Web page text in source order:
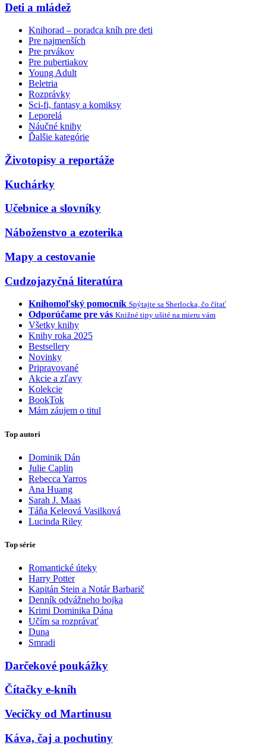
Deti a mládež
Knihorad – poradca kníh pre deti
Pre najmenších
Pre prvákov
Pre pubertiakov
Young Adult
Beletria
Rozprávky
Sci-fi, fantasy a komiksy
Leporelá
Náučné knihy
Ďalšie kategórie
Životopisy a reportáže
Kuchárky
Učebnice a slovníky
Náboženstvo a ezoterika
Mapy a cestovanie
Cudzojazyčná literatúra
Knihomoľský pomocník Spýtajte sa Sherlocka, čo čítať
Odporúčame pre vás Knižné tipy ušité na mieru vám
Všetky knihy
Knihy roka 2025
Bestsellery
Novinky
Pripravované
Akcie a zľavy
Kolekcie
BookTok
Mám záujem o titul
Top autori
Dominik Dán
Julie Caplin
Rebecca Yarros
Ana Huang
Sarah J. Maas
Táňa Keleová Vasilková
Lucinda Riley
Top série
Romantické úteky
Harry Potter
Kapitán Stein a Notár Barbarič
Denník odvážneho bojka
Krimi Dominika Dána
Učím sa rozprávať
Duna
Smradi
Darčekové poukážky
Čítačky e-kníh
Vecičky od Martinusu
Káva, čaj a pochutiny